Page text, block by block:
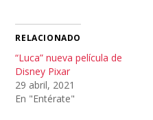
RELACIONADO
“Luca” nueva película de
Disney Pixar
29 abril, 2021
En "Entérate"